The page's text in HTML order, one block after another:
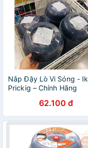
Nắp Đậy Lò Vi Sóng -
Prickig – Chính Hãng
62.100 đ